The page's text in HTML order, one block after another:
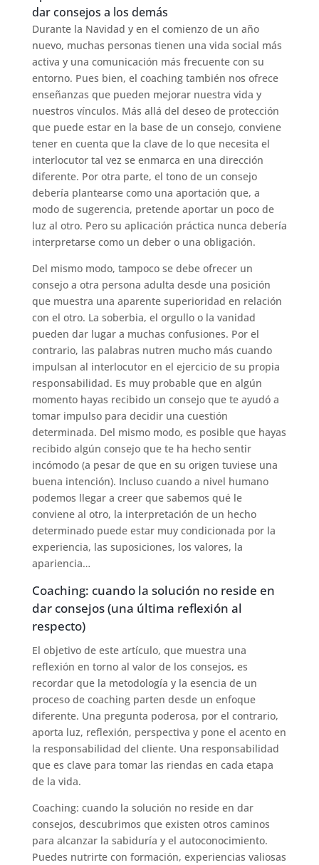
dar consejos a los demás
Durante la Navidad y en el comienzo de un año
nuevo, muchas personas tienen una vida social más
activa y una comunicación más frecuente con su
entorno. Pues bien, el coaching también nos ofrece
enseñanzas que pueden mejorar nuestra vida y
nuestros vínculos. Más allá del deseo de protección
que puede estar en la base de un consejo, conviene
tener en cuenta que la clave de lo que necesita el
interlocutor tal vez se enmarca en una dirección
diferente. Por otra parte, el tono de un consejo
debería plantearse como una aportación que, a
modo de sugerencia, pretende aportar un poco de
luz al otro. Pero su aplicación práctica nunca debería
interpretarse como un deber o una obligación.
Del mismo modo, tampoco se debe ofrecer un
consejo a otra persona adulta desde una posición
que muestra una aparente superioridad en relación
con el otro. La soberbia, el orgullo o la vanidad
pueden dar lugar a muchas confusiones. Por el
contrario, las palabras nutren mucho más cuando
impulsan al interlocutor en el ejercicio de su propia
responsabilidad. Es muy probable que en algún
momento hayas recibido un consejo que te ayudó a
tomar impulso para decidir una cuestión
determinada. Del mismo modo, es posible que hayas
recibido algún consejo que te ha hecho sentir
incómodo (a pesar de que en su origen tuviese una
buena intención). Incluso cuando a nivel humano
podemos llegar a creer que sabemos qué le
conviene al otro, la interpretación de un hecho
determinado puede estar muy condicionada por la
experiencia, las suposiciones, los valores, la
apariencia…
Coaching: cuando la solución no reside en
dar consejos (una última reflexión al
respecto)
El objetivo de este artículo, que muestra una
reflexión en torno al valor de los consejos, es
recordar que la metodología y la esencia de un
proceso de coaching parten desde un enfoque
diferente. Una pregunta poderosa, por el contrario,
aporta luz, reflexión, perspectiva y pone el acento en
la responsabilidad del cliente. Una responsabilidad
que es clave para tomar las riendas en cada etapa
de la vida.
Coaching: cuando la solución no reside en dar
consejos, descubrimos que existen otros caminos
para alcanzar la sabiduría y el autoconocimiento.
Puedes nutrirte con formación, experiencias valiosas